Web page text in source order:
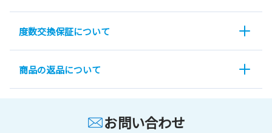
度数交換保証について
商品の返品について
お問い合わせ